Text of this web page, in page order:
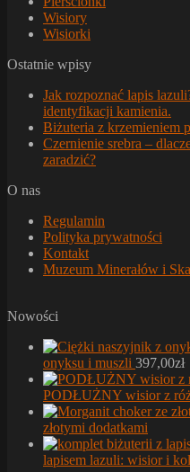
Wisiory
Wisiorki
Ostatnie wpisy
Jak rozpoznać lapis
identyfikacji kamienia.
Biżuteria z krzemieniem
Czernienie srebra –
zaradzić?
O nas
Regulamin
Polityka prywatności
Kontakt
Muzeum Minerałów i
Nowości
onyksu i muszli 397,00zł
PODŁUŻNY wisior z
złotymi dodatkami
lapisem lazuli: wisior i